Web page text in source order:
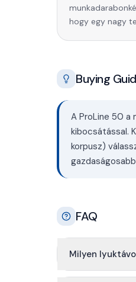
hogy egy nagy
Buying
A ProLine 50
kibocsátással.
korpusz)
FAQ
Milyen